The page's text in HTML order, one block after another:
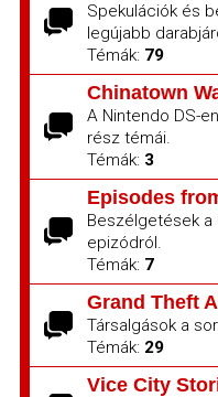
Spekulációk és
legújabb
Témák: 79
Chinatown
A Nintendo DS-
rész témái.
Témák: 3
Episodes
Beszélgetések
epizódról.
Témák: 7
Grand Theft
Társalgások a
Témák: 29
Vice City